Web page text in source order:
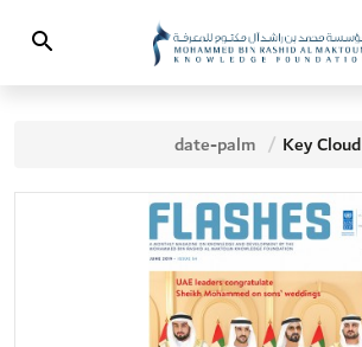
Search
Key Cloud
date-palm